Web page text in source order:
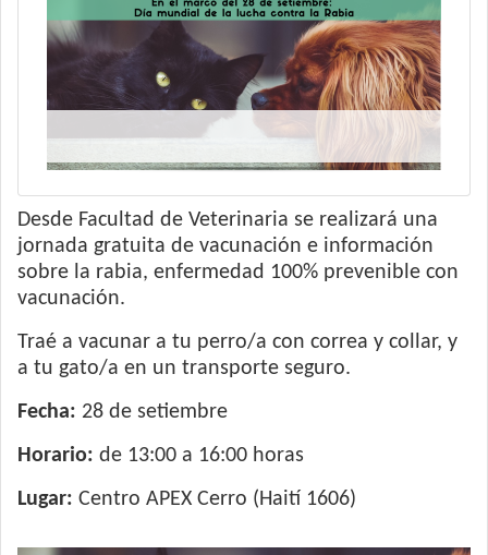
Desde Facultad de Veterinaria se realizará una
jornada gratuita de vacunación e información
sobre la rabia, enfermedad 100% prevenible con
vacunación.
Traé a vacunar a tu perro/a con correa y collar, y
a tu gato/a en un transporte seguro.
Fecha: 28 de setiembre
Horario: de 13:00 a 16:00 horas
Lugar: Centro APEX Cerro (Haití 1606)